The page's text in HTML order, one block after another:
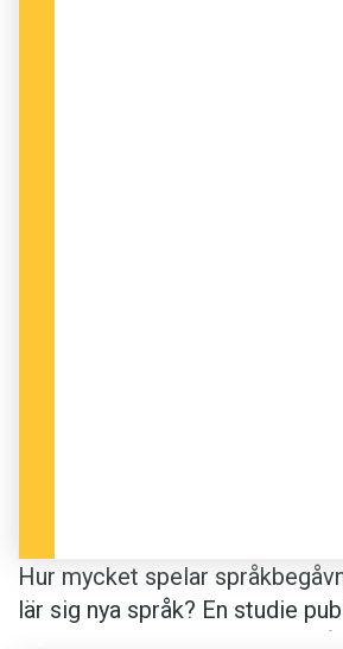
Hur mycket spelar
lär sig nya språk? En studie